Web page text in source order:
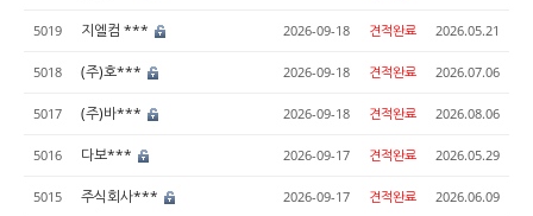
5019 지엘컴 *** 2026-09-18 견적완료 2026.05.21
5018 (주)호*** 2026-09-18 견적완료 2026.07.06
5017 (주)바*** 2026-09-18 견적완료 2026.08.06
5016 다보*** 2026-09-17 견적완료 2026.05.29
5015 주식회사*** 2026-09-17 견적완료 2026.06.09